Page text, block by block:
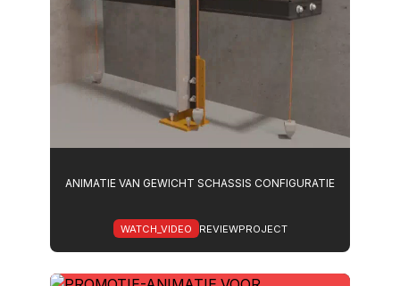
ANIMATIE VAN GEWICHT SCHASSIS CONFIGURATIE
WATCH_VIDEO REVIEWPROJECT